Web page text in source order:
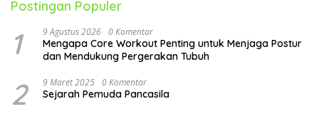
Postingan Populer
1 9 Agustus 2026 0 Komentar
Mengapa Core Workout Penting untuk Menjaga Postur
dan Mendukung Pergerakan Tubuh
2 9 Maret 2025 0 Komentar
Sejarah Pemuda Pancasila